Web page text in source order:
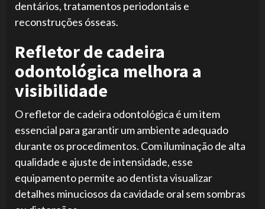
dentários, tratamentos periodontais e
reconstruções ósseas.
Refletor de cadeira
odontológica melhora a
visibilidade
O refletor de cadeira odontológica é um item
essencial para garantir um ambiente adequado
durante os procedimentos. Com iluminação de alta
qualidade e ajuste de intensidade, esse
equipamento permite ao dentista visualizar
detalhes minuciosos da cavidade oral sem sombras